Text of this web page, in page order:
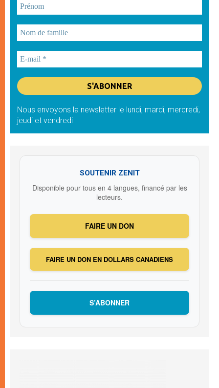
Nous envoyons la newsletter le lundi, mardi, mercredi,
jeudi et vendredi
SOUTENIR ZENIT
Disponible pour tous en 4 langues, financé par les
lecteurs.
FAIRE UN DON
FAIRE UN DON EN DOLLARS CANADIENS
S’ABONNER